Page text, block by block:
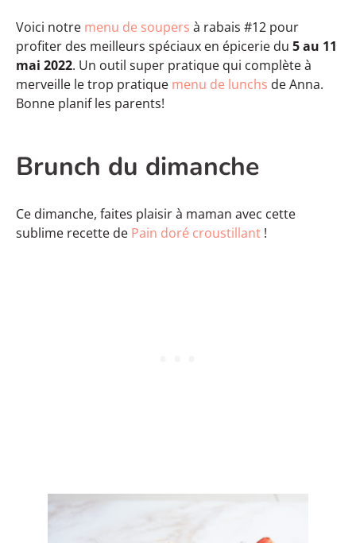
Voici notre menu de soupers à rabais #12 pour
profiter des meilleurs spéciaux en épicerie du 5 au 11
mai 2022. Un outil super pratique qui complète à
merveille le trop pratique menu de lunchs de Anna.
Bonne planif les parents!
Brunch du dimanche
Ce dimanche, faites plaisir à maman avec cette
sublime recette de Pain doré croustillant !